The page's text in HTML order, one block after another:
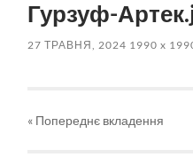
Гурзуф-
27 ТРАВНЯ, 2024 1990x
« Попереднє вкладення